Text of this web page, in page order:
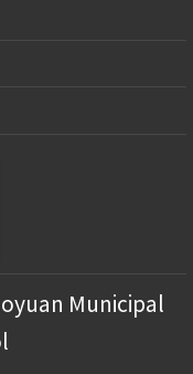
Municipal